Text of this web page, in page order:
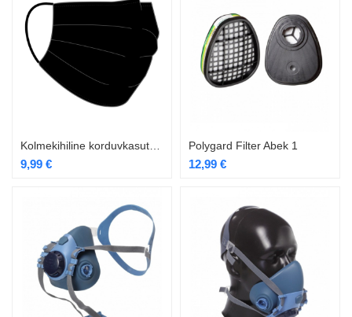
9,99 €
Polygard Filter Abek 1
12,99 €